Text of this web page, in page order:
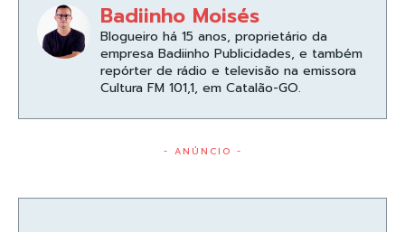
Badiinho Moisés
Blogueiro há 15 anos, proprietário da
empresa Badiinho Publicidades, e também
repórter de rádio e televisão na emissora
Cultura FM 101,1, em Catalão-GO.
- ANÚNCIO -